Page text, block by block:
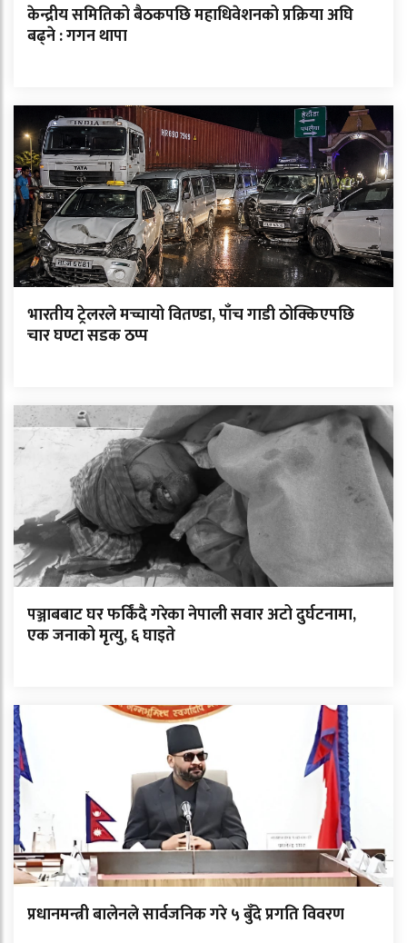
केन्द्रीय समितिको बैठकपछि महाधिवेशनको प्रक्रिया अघि
बढ्ने : गगन थापा
भारतीय ट्रेलरले मच्चायो वितण्डा, पाँच गाडी ठोक्किएपछि
चार घण्टा सडक ठप्प
पञ्जाबबाट घर फर्किंदै गरेका नेपाली सवार अटो दुर्घटनामा,
एक जनाको मृत्यु, ६ घाइते
प्रधानमन्त्री बालेनले सार्वजनिक गरे ५ बुँदे प्रगति विवरण